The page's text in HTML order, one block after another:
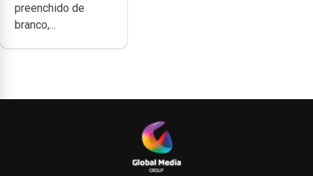
preenchido de
branco,...